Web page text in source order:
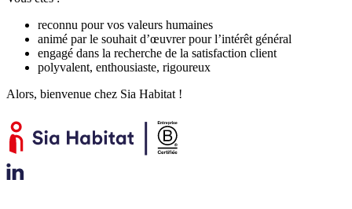
reconnu pour vos valeurs humaines
animé par le souhait d’œuvrer pour l’intérêt général
engagé dans la recherche de la satisfaction client
polyvalent, enthousiaste, rigoureux
Alors, bienvenue chez Sia Habitat !